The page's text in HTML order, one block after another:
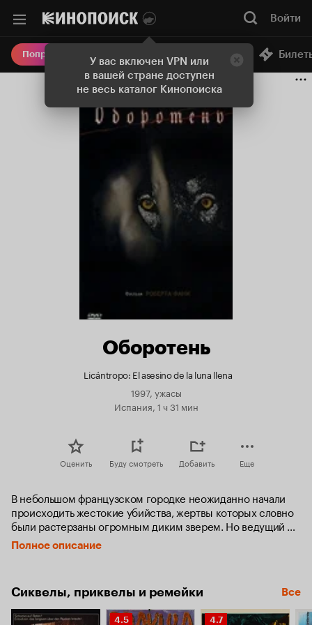
У вас включен VPN или
в вашей стране доступен
не весь каталог Кинопоиска
Войти
Попробовать Плюс Онлайн-кинотеатр
Оборотень
Licántropo: El asesino de la luna llena
1997, ужасы
Испания, 1 ч 31 мин
Оценить Буду смотреть Добавить Еще
В небольшом французском городке неожиданно начали
происходить жестокие убийства, жертвы которых словно
были растерзаны огромным диким зверем. Но ведущий
дело комиссар Лякомб не верит ни в каких диких зверей,
последние из которых были уничтожены в окрестностях
которую поразил анализ крови ее постоянного пациента,
известного писателя Вальдемара Данинского.
Полное описание
Сиквелы, приквелы и ремейки Все
Рейтинг
4.5
Рейтинг
4.7